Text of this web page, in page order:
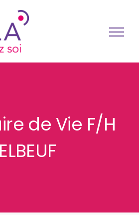
de Vie F/H
ELBEUF